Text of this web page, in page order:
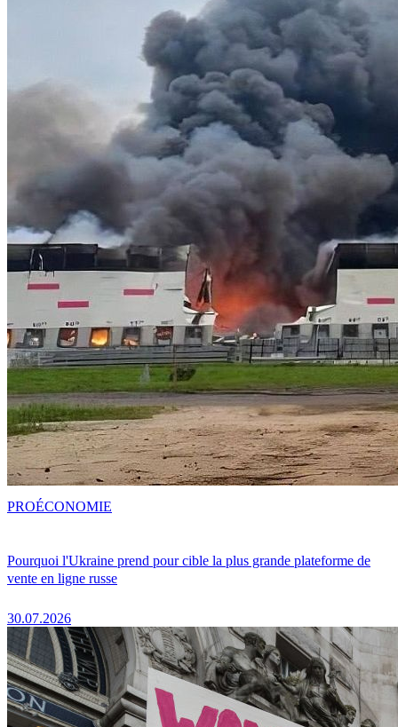
Pourquoi l'Ukraine prend pour cible la plus grande plateforme de
vente en ligne russe
30.07.2026
PROÉCONOMIE